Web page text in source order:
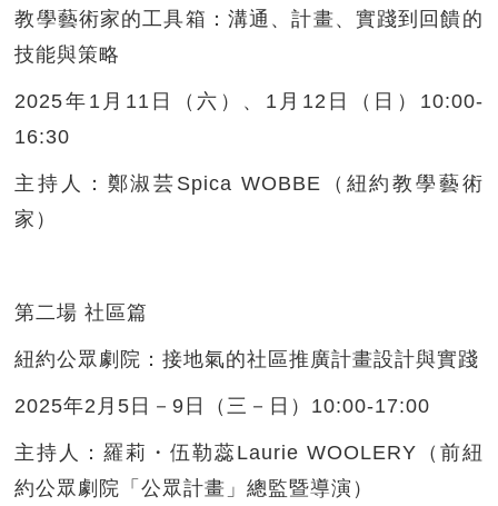
教學藝術家的工具箱：溝通、計畫、實踐到回饋的
技能與策略
2025年1月11日（六）、1月12日（日）10:00-
16:30
主持人：鄭淑芸Spica WOBBE（紐約教學藝術
家）
第二場 社區篇
紐約公眾劇院：接地氣的社區推廣計畫設計與實踐
2025年2月5日－9日（三－日）10:00-17:00
主持人：羅莉・伍勒蕊Laurie WOOLERY（前紐
約公眾劇院「公眾計畫」總監暨導演）